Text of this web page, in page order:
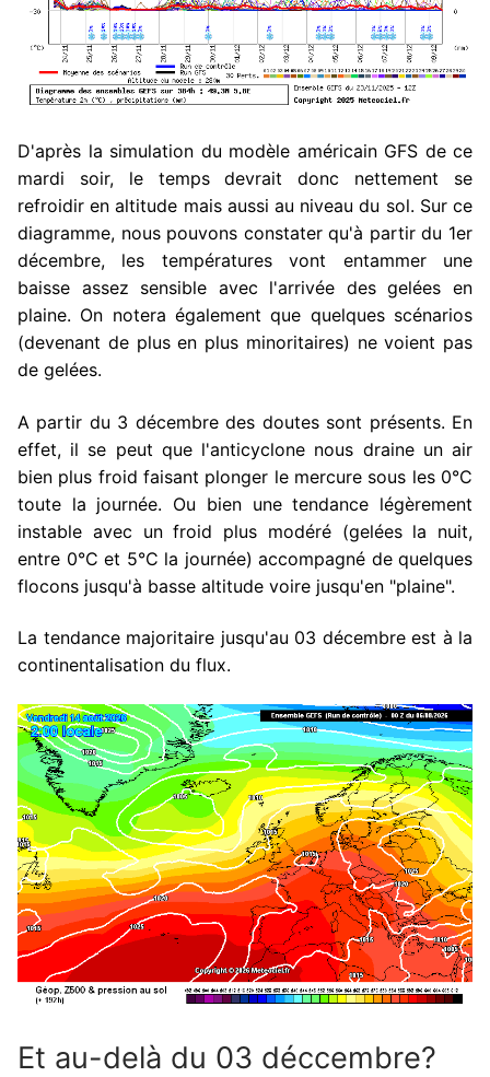
D'après la simulation du modèle américain GFS de ce
mardi soir, le temps devrait donc nettement se
refroidir en altitude mais aussi au niveau du sol. Sur ce
diagramme, nous pouvons constater qu'à partir du 1er
décembre, les températures vont entammer une
baisse assez sensible avec l'arrivée des gelées en
plaine. On notera également que quelques scénarios
(devenant de plus en plus minoritaires) ne voient pas
de gelées.
A partir du 3 décembre des doutes sont présents. En
effet, il se peut que l'anticyclone nous draine un air
bien plus froid faisant plonger le mercure sous les 0°C
toute la journée. Ou bien une tendance légèrement
instable avec un froid plus modéré (gelées la nuit,
entre 0°C et 5°C la journée) accompagné de quelques
flocons jusqu'à basse altitude voire jusqu'en "plaine".
La tendance majoritaire jusqu'au 03 décembre est à la
continentalisation du flux.
Et au-delà du 03 déccembre?